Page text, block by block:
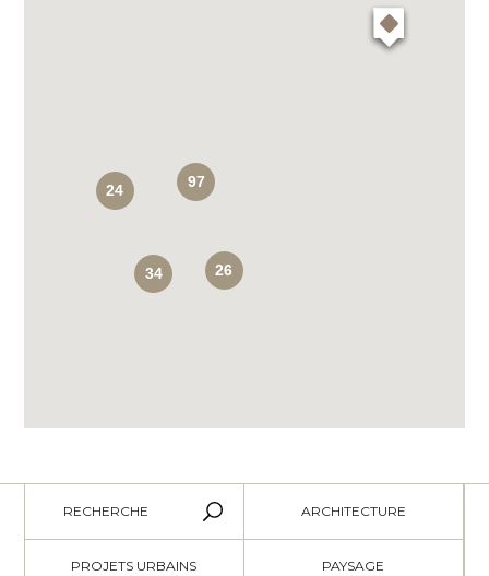
34
97
24
26
RECHERCHE ARCHITECTURE
PROJETS URBAINS PAYSAGE